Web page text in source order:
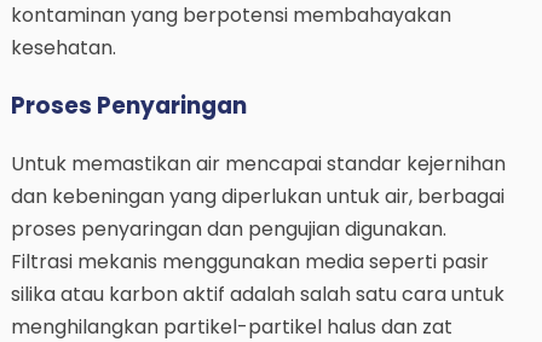
kontaminan yang berpotensi membahayakan
kesehatan.
Proses Penyaringan
Untuk memastikan air mencapai standar kejernihan
dan kebeningan yang diperlukan untuk air, berbagai
proses penyaringan dan pengujian digunakan.
Filtrasi mekanis menggunakan media seperti pasir
silika atau karbon aktif adalah salah satu cara untuk
menghilangkan partikel-partikel halus dan zat